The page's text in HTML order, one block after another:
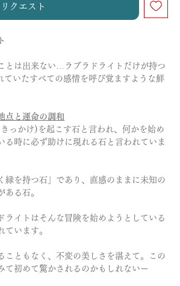
クエスト
とは出来ない…ラブラドライトだけが持つ
いたすべての感情を呼び覚ますような鮮
点と運命の調和
っかけ)を起こす石と言われ、何かを始め
る時に必ず助けに現れる石と言われていま
縁を持つ石」であり、直感のままに未知の
ある石。
イトはそんな冒険を始めようとしている
ています。
ともなく、不変の美しさを湛えて。この
て初めて驚かされるのかもしれないー